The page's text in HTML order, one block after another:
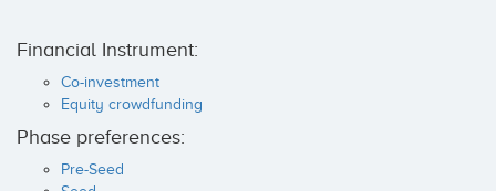
Financial Instrument:
Co-investment
Equity crowdfunding
Phase preferences:
Pre-Seed